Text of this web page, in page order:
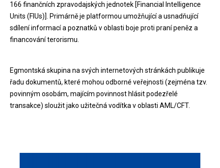
166 finančních zpravodajských jednotek [Financial Intelligence
Units (FIUs)]. Primárně je platformou umožňující a usnadňující
sdílení informací a poznatků v oblasti boje proti praní peněz a
financování terorismu.
Egmontská skupina na svých internetových stránkách publikuje
řadu dokumentů, které mohou odborné veřejnosti (zejména tzv.
povinným osobám, majícím povinnost hlásit podezřelé
transakce) sloužit jako užitečná vodítka v oblasti AML/CFT.